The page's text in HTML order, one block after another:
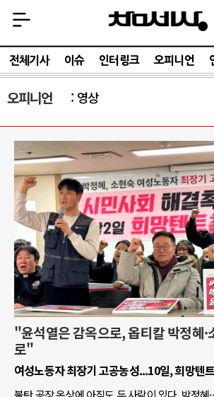
전체기사 이슈 인터링크 오피니언
오피니언 영상
"윤석열은 감옥으로, 옵티칼 박정혜·
로"
여성노동자 최장기 고공농성...10일, 희망텐